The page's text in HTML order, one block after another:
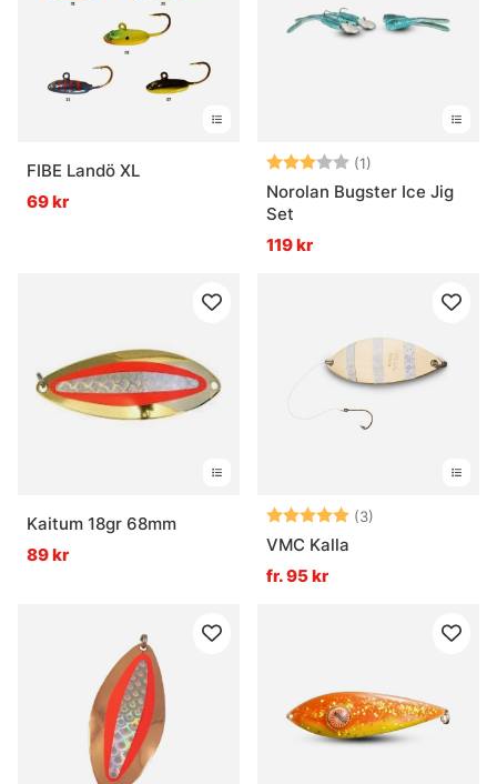
FIBE Landö XL
69 kr
Betyg: (1)
Norolan Bugster Ice Jig
Set
119 kr
Kaitum 18gr 68mm
89 kr
Betyg: (3)
VMC Kalla
fr. 95 kr